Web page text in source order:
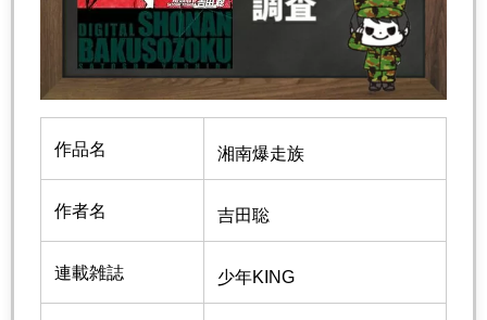
作品名 湘南爆走族
作者名 吉田聡
連載雑誌 少年KING